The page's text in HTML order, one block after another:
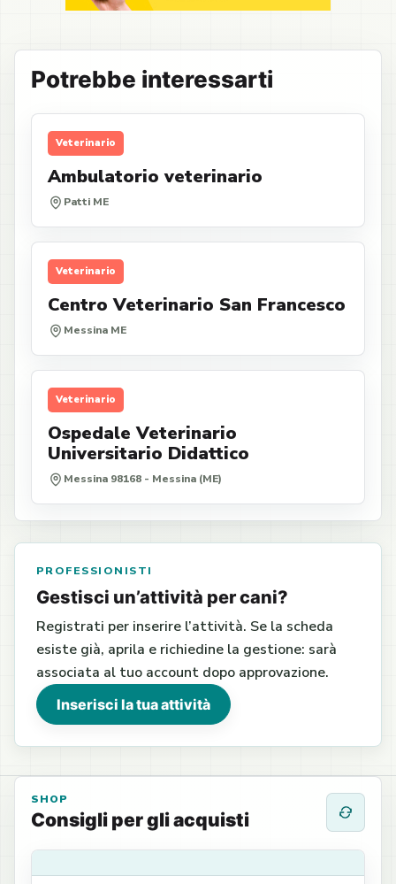
Potrebbe interessarti
Veterinario
Ambulatorio veterinario
Patti ME
Veterinario
Centro Veterinario San Francesco
Messina ME
Veterinario
Ospedale Veterinario
Universitario Didattico
Messina 98168 - Messina (ME)
PROFESSIONISTI
Gestisci un’attività per cani?
Registrati per inserire l’attività. Se la scheda
esiste già, aprila e richiedine la gestione: sarà
associata al tuo account dopo approvazione.
Inserisci la tua attività
SHOP
Consigli per gli acquisti